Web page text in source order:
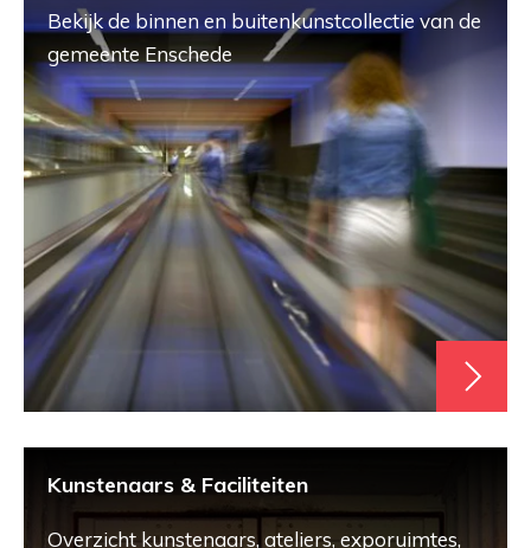
Bekijk de binnen en buitenkunstcollectie van de
gemeente Enschede
Kunstenaars & Faciliteiten
Overzicht kunstenaars, ateliers, exporuimtes,